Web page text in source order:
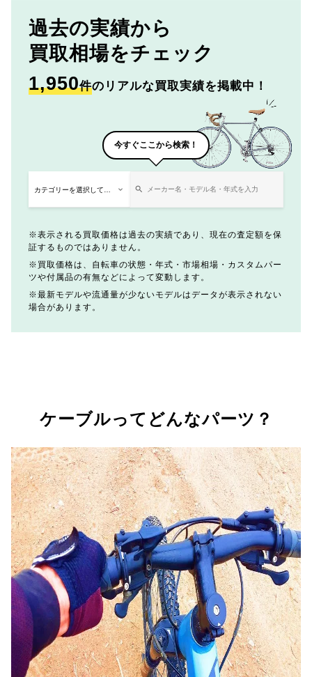
過去の実績から
買取相場をチェック
1,950件のリアルな買取実績を掲載中！
今すぐここから検索！
表示される買取価格は過去の実績であり、現在の査定額を保
証するものではありません。
買取価格は、自転車の状態・年式・市場相場・カスタムパー
ツや付属品の有無などによって変動します。
最新モデルや流通量が少ないモデルはデータが表示されない
場合があります。
ケーブルってどんなパーツ？